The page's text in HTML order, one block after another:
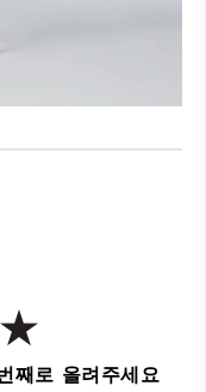
째로 올려주세요